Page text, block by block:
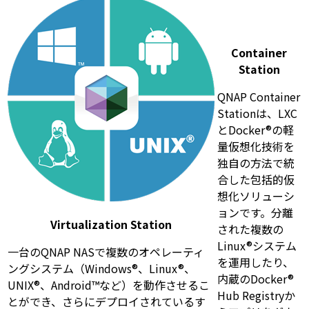
Virtualization Station
一台のQNAP NASで複数のオペレーティ
ングシステム（Windows®、Linux®、
UNIX®、Android™など）を動作させるこ
とができ、さらにデプロイされているす
Container
Station
QNAP Container
Stationは、LXC
とDocker®の軽
量仮想化技術を
独自の方法で統
合した包括的仮
想化ソリューシ
ョンです。分離
された複数の
Linux®システム
を運用したり、
内蔵のDocker®
Hub Registryか